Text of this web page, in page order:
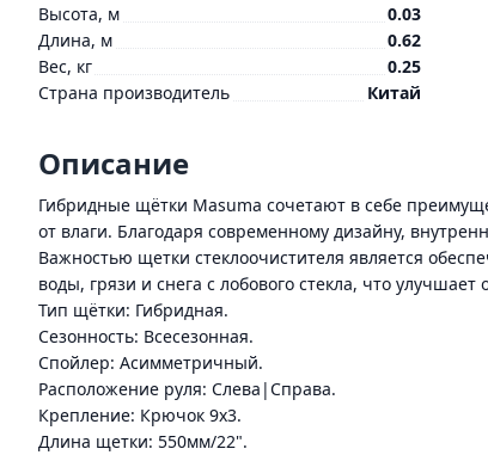
Высота, м
0.03
Длина, м
0.62
Вес, кг
0.25
Страна производитель
Китай
Описание
Гибридные щётки Masuma сочетают в себе
от влаги. Благодаря современному дизайну,
Важностью щетки стеклоочистителя является
воды, грязи и снега с лобового стекла, что
Тип щётки: Гибридная.
Сезонность: Всесезонная.
Спойлер: Асимметричный.
Расположение руля: Слева|Справа.
Крепление: Крючок 9x3.
Длина щетки: 550мм/22".